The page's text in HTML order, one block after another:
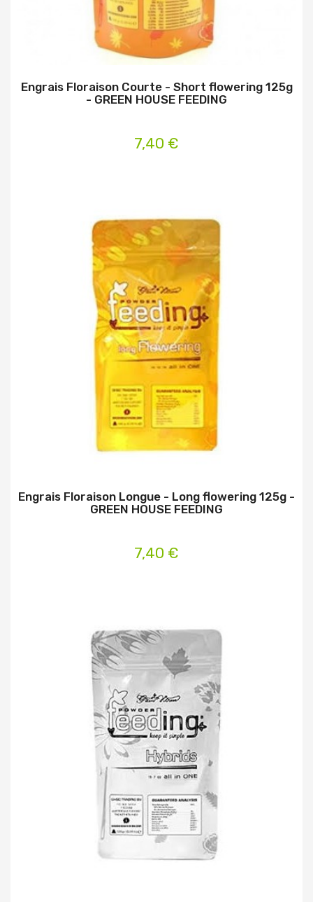
Engrais Floraison Courte - Short flowering 125g
- GREEN HOUSE FEEDING
7,40 €
Engrais Floraison Longue - Long flowering 125g -
GREEN HOUSE FEEDING
7,40 €